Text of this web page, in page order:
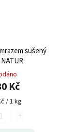
sušený
Kč
/ 1 kg